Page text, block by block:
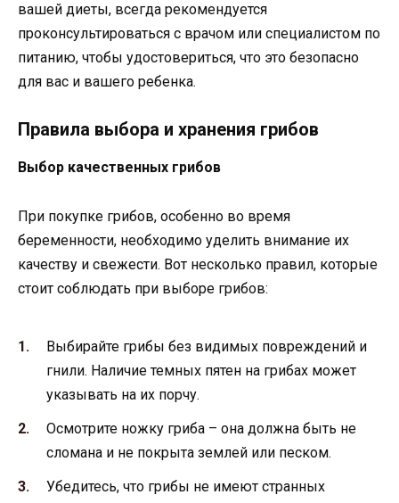
вашей диеты, всегда рекомендуется
проконсультироваться с врачом или специалистом по
питанию, чтобы удостовериться, что это безопасно
для вас и вашего ребенка.
Правила выбора и хранения грибов
Выбор качественных грибов
При покупке грибов, особенно во время
беременности, необходимо уделить внимание их
качеству и свежести. Вот несколько правил, которые
стоит соблюдать при выборе грибов:
Выбирайте грибы без видимых повреждений и
гнили. Наличие темных пятен на грибах может
указывать на их порчу.
Осмотрите ножку гриба – она должна быть не
сломана и не покрыта землей или песком.
Убедитесь, что грибы не имеют странных